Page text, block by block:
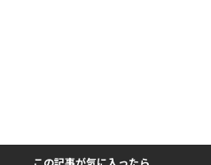
この記事が気に入ったら